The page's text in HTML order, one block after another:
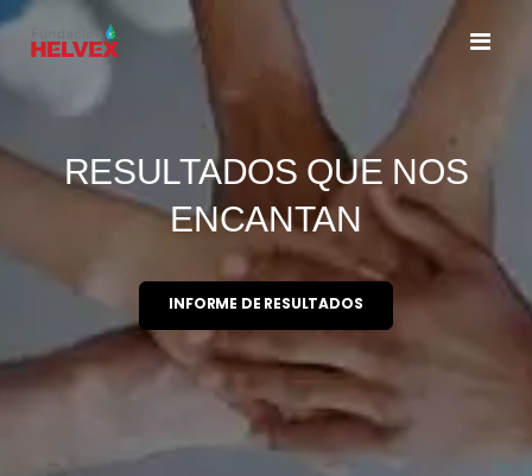
Toggle
RESULTADOS QUE NOS
ENCANTAN
INFORME DE RESULTADOS